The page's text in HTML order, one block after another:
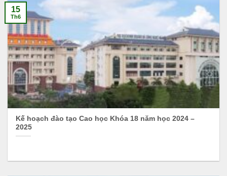
Kế hoạch đào tạo Cao học Khóa 18 năm học 2024 –
2025
15
Th6